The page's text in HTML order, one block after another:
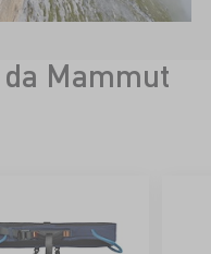
Mammut